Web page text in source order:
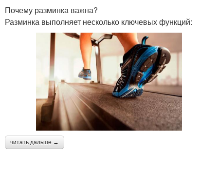
Почему разминка важна?
Разминка выполняет несколько ключевых функций:
читать дальше →